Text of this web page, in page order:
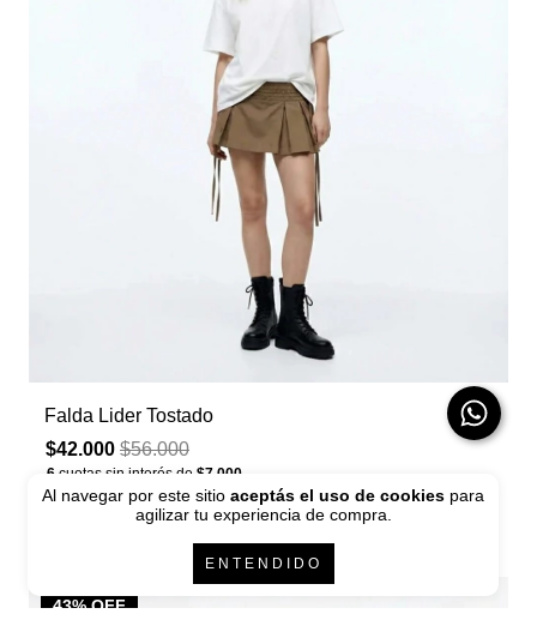
Al navegar por este sitioaceptás el uso de cookies para
agilizar tu experiencia de compra.
ENTENDIDO
Falda Lider Tostado
$42.000 $56.000
6 cuotas sin interés de $7.000
43% OFF